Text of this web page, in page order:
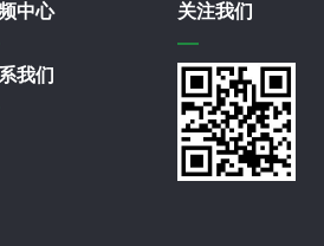
中心
我们
关注我们